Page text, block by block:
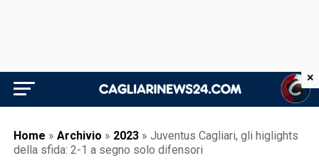
Home » Archivio » 2023 » Juventus Cagliari, gli higlights
della sfida: 2-1 a segno solo difensori
×